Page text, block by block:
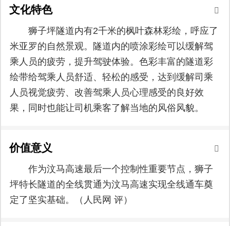
文化特色
狮子坪隧道内有2千米的枫叶森林彩绘，呼应了
米亚罗的自然景观。隧道内的喷涂彩绘可以缓解驾
乘人员的疲劳，提升驾驶体验。色彩丰富的隧道彩
绘带给驾乘人员舒适、轻松的感受，达到缓解司乘
人员视觉疲劳、改善驾乘人员心理感受的良好效
果，同时也能让司机乘客了解当地的风俗风貌。
价值意义
作为汶马高速最后一个控制性重要节点，狮子
坪特长隧道的全线贯通为汶马高速实现全线通车奠
定了坚实基础。
（人民网 评）